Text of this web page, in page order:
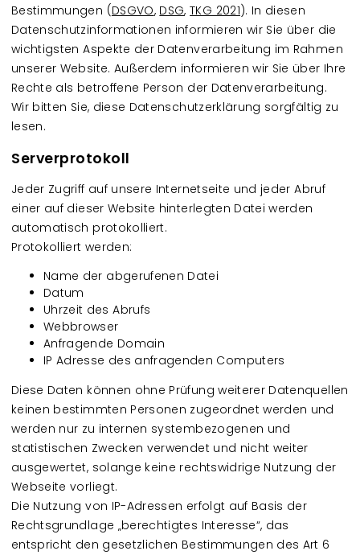
Bestimmungen (DSGVO, DSG,TKG 2021). In diesen
Datenschutzinformationen informieren wir Sie über die
wichtigsten Aspekte der Datenverarbeitung im Rahmen
unserer Website. Außerdem informieren wir Sie über Ihre
Rechte als betroffene Person der Datenverarbeitung.
Wir bitten Sie, diese Datenschutzerklärung sorgfältig zu
lesen.
Serverprotokoll
Jeder Zugriff auf unsere Internetseite und jeder Abruf
einer auf dieser Website hinterlegten Datei werden
automatisch protokolliert.
Protokolliert werden:
Name der abgerufenen Datei
Datum
Uhrzeit des Abrufs
Webbrowser
Anfragende Domain
IP Adresse des anfragenden Computers
Diese Daten können ohne Prüfung weiterer Datenquellen
keinen bestimmten Personen zugeordnet werden und
werden nur zu internen systembezogenen und
statistischen Zwecken verwendet und nicht weiter
ausgewertet, solange keine rechtswidrige Nutzung der
Webseite vorliegt.
Die Nutzung von IP-Adressen erfolgt auf Basis der
Rechtsgrundlage „berechtigtes Interesse“, das
entspricht den gesetzlichen Bestimmungen des Art 6